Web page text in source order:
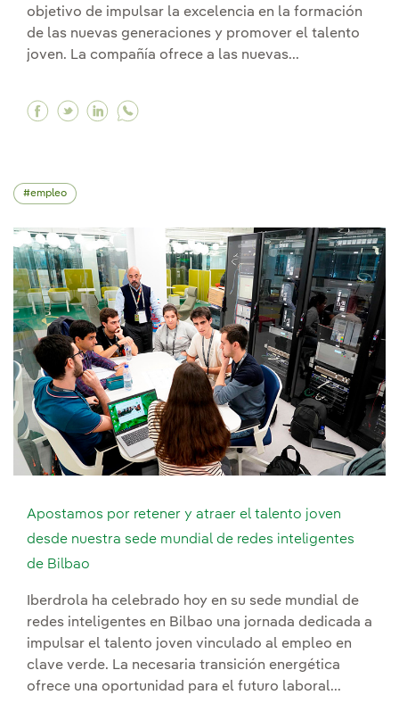
objetivo de impulsar la excelencia en la formación
de las nuevas generaciones y promover el talento
joven. La compañía ofrece a las nuevas...
Facebook Lanzamos nuestro Programa
Twitter Lanzamos nuestro Programa
Linkedin Lanzamos nuestro Programa
empleo
Apostamos por retener y atraer el talento joven
desde nuestra sede mundial de redes inteligentes
de Bilbao
Iberdrola ha celebrado hoy en su sede mundial de
redes inteligentes en Bilbao una jornada dedicada a
impulsar el talento joven vinculado al empleo en
clave verde. La necesaria transición energética
ofrece una oportunidad para el futuro laboral...